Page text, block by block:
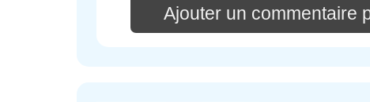
Ajouter un commentaire